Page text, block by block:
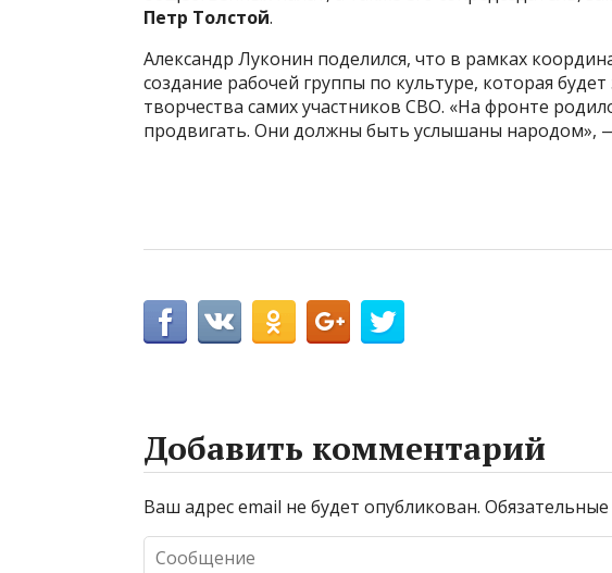
Петр Толстой.
Александр Луконин поделился, что в рамках
создание рабочей группы по культуре, которая
творчества самих участников СВО. «На фронте
продвигать. Они должны быть услышаны народом»,
Добавить комментарий
Ваш адрес email не будет опубликован.